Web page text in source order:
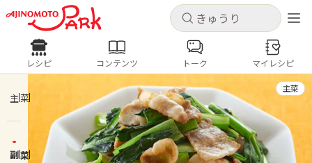
キャンセル
ログインするとレシピを保存できます
ログイン 新規登録
ホーム
キャンセル
レシピ コンテンツ
人気の食材・レシピ
きゅうり なす トマト
とうもろこし
レシピ コンテンツ トーク マイレシピ
主菜
副菜
主菜